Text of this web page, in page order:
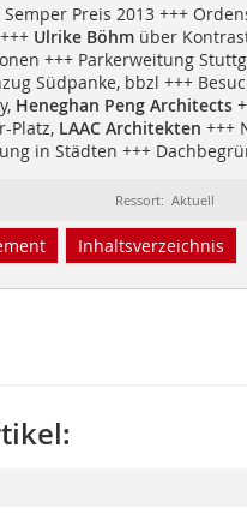
Preis 2013 +++
Ulrike Böhmüber
+++ Parkerweitung
Südpanke, bbzl +++
Heneghan Peng Architects
Platz,LAAC Architekten +++
in Städten +++
Ressort: Aktuell
Inhaltsverzeichnis